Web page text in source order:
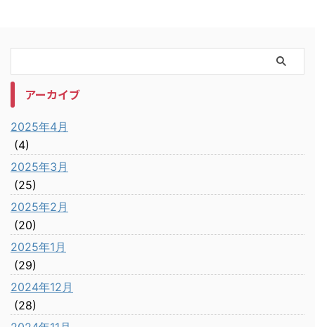
アーカイブ
2025年4月
(4)
2025年3月
(25)
2025年2月
(20)
2025年1月
(29)
2024年12月
(28)